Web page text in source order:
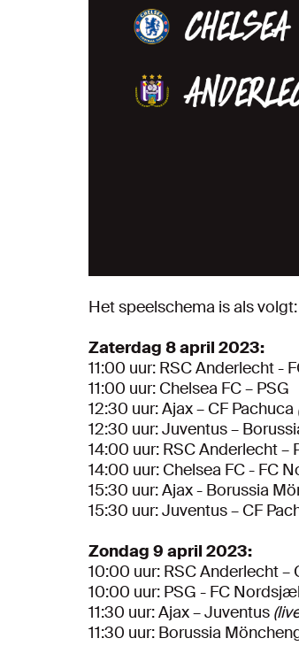
Het speelschema is als volgt:
Zaterdag 8 april 2023:
11:00 uur: RSC Anderlecht -
11:00 uur: Chelsea FC – PSG
12:30 uur: Ajax – CF Pachuca
12:30 uur: Juventus –
14:00 uur: RSC Anderlecht –
14:00 uur: Chelsea FC - FC
15:30 uur: Ajax - Borussia
15:30 uur: Juventus – CF
Zondag 9 april 2023:
10:00 uur: RSC Anderlecht –
10:00 uur: PSG - FC
11:30 uur: Ajax – Juventus
11:30 uur: Borussia